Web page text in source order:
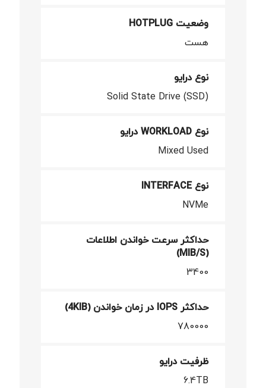
وضعیت HOTPLUG
هست
نوع درایو
Solid State Drive (SSD)
نوع WORKLOAD درایو
Mixed Used
نوع INTERFACE
NVMe
حداکثر سرعت خواندن اطلاعات
(MIB/S)
3400
حداکثر IOPS در زمان خواندن (4KIB)
780000
ظرفیت درایو
6.4TB